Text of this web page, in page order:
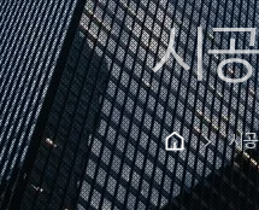
시
chevron_right 시